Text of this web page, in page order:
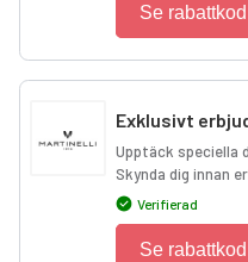
Se rabattkod
Exklusivt
Upptäck speciella
Skynda dig innan
Verifierad
Se rabattkod